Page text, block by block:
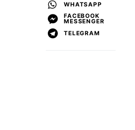
WHATSAPP
FACEBOOK
MESSENGER
TELEGRAM